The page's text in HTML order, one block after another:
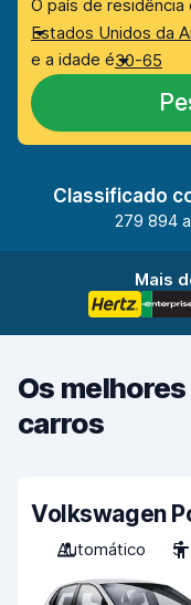
O país de
Estados Unidos da
e a idade é30-65
Classificado
279 894
Mais
Os
carros
Volkswagen
Automático
5